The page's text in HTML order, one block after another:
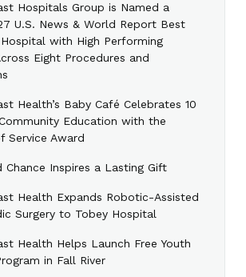
Hospitals Group is Named a
U.S. News & World Report Best
Hospital with High Performing
Eight Procedures and
Health’s Baby Café Celebrates 10
Education with the
Service Award
Chance Inspires a Lasting Gift
Health Expands Robotic-Assisted
Surgery to Tobey Hospital
Health Helps Launch Free Youth
in Fall River